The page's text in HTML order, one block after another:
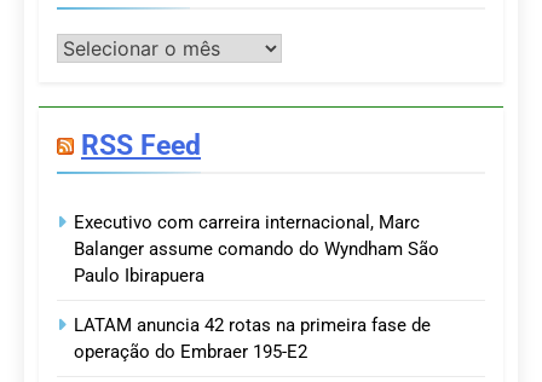
Postagens
RSS Feed
Executivo com carreira internacional, Marc
Balanger assume comando do Wyndham São
Paulo Ibirapuera
LATAM anuncia 42 rotas na primeira fase de
operação do Embraer 195-E2